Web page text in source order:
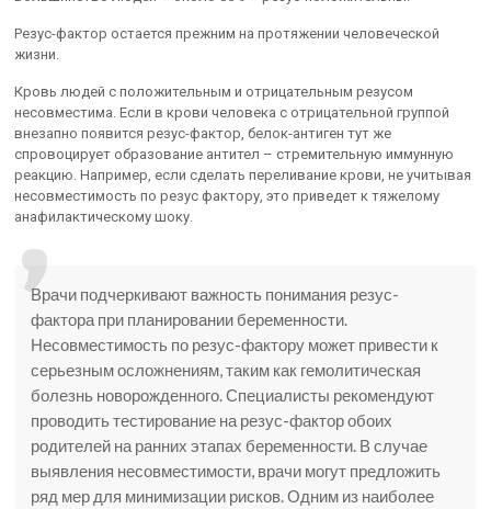
Резус-фактор остается прежним на протяжении человеческой
жизни.
Кровь людей с положительным и отрицательным резусом
несовместима. Если в крови человека с отрицательной группой
внезапно появится резус-фактор, белок-антиген тут же
спровоцирует образование антител – стремительную иммунную
реакцию. Например, если сделать переливание крови, не учитывая
несовместимость по резус фактору, это приведет к тяжелому
анафилактическому шоку.
Врачи подчеркивают важность понимания резус-
фактора при планировании беременности.
Несовместимость по резус-фактору может привести к
серьезным осложнениям, таким как гемолитическая
болезнь новорожденного. Специалисты рекомендуют
проводить тестирование на резус-фактор обоих
родителей на ранних этапах беременности. В случае
выявления несовместимости, врачи могут предложить
ряд мер для минимизации рисков. Одним из наиболее